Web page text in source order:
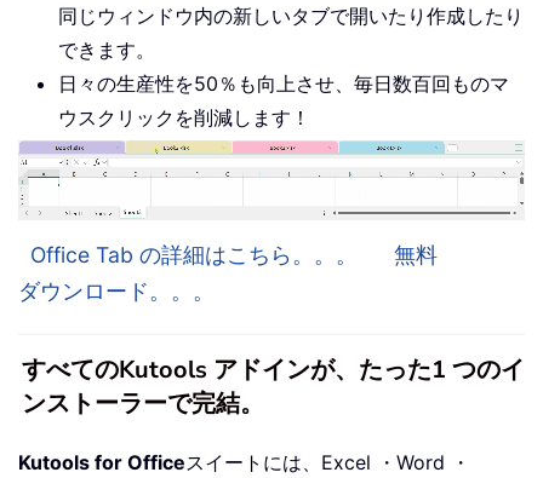
同じウィンドウ内の新しいタブで開いたり作成したり
できます。
日々の生産性を50％も向上させ、毎日数百回ものマ
ウスクリックを削減します！
Office Tab の詳細はこちら。。。
無料
ダウンロード。。。
すべてのKutools アドインが、たった1 つのイ
ンストーラーで完結。
Kutools for Officeスイートには、Excel ・Word ・